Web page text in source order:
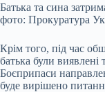
Батька та сина
фото: Прокуратура
Крім того, під час
батька були виявлені
Боєприпаси
буде вирішено